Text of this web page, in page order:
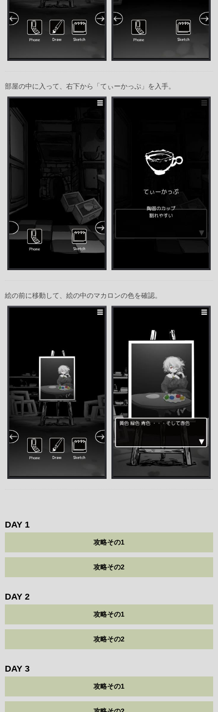
部屋の中に入って、右下から「てぃーかっぷ」を入手。
絵の前に移動して、絵の中のマカロンの色を確認。
DAY 1
攻略その1
攻略その2
DAY 2
攻略その1
攻略その2
DAY 3
攻略その1